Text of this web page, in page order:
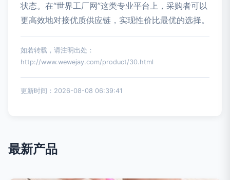
状态。在“世界工厂网”这类专业平台上，采购者可以
更高效地对接优质供应链，实现性价比最优的选择。
如若转载，请注明出处：
http://www.wewejay.com/product/30.html
更新时间：2026-08-08 06:39:41
最新产品